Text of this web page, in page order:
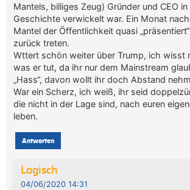
Mantels, billiges Zeug) Gründer und CEO
Geschichte verwickelt war. Ein Monat
Mantel der Öffentlichkeit quasi
zurück treten.
Wttert schön weiter über Trump, ich wisst
was er tut, da ihr nur dem Mainstream
„Hass“, davon wollt ihr doch Abstand
War ein Scherz, ich weiß, ihr seid
die nicht in der Lage sind, nach euren
leben.
Antworten
Logisch
04/06/2020 14:31